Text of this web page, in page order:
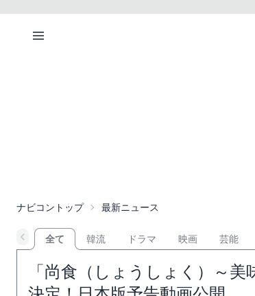
ナビコントップ 最新ニュース
全て 韓流 ドラマ 映画 芸能
「尚食（しょうしょく）～